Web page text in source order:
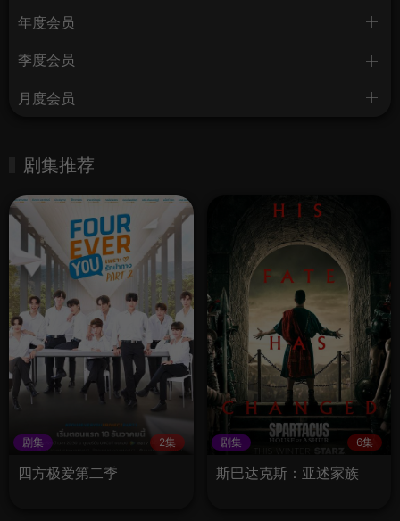
年度会员
季度会员
月度会员
剧集推荐
剧集 2集
四方极爱第二季
剧集 6集
斯巴达克斯：亚述家族